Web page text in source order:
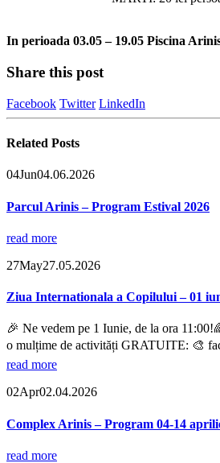
In perioada 03.05 – 19.05 Piscina
Share this post
Facebook Twitter LinkedIn
Related Posts
04Jun04.06.2026
Parcul Arinis – Program Estival 2026
read more
27May27.05.2026
Ziua Internationala a Copilului – 01
🎉 Ne vedem pe 1 Iunie, de la ora
o mulțime de activități GRATUITE: 🎨
read more
02Apr02.04.2026
Complex Arinis – Program 04-14
read more